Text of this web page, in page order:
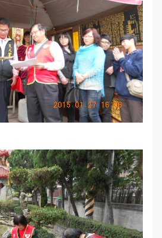
本局信箱
常見問答
English